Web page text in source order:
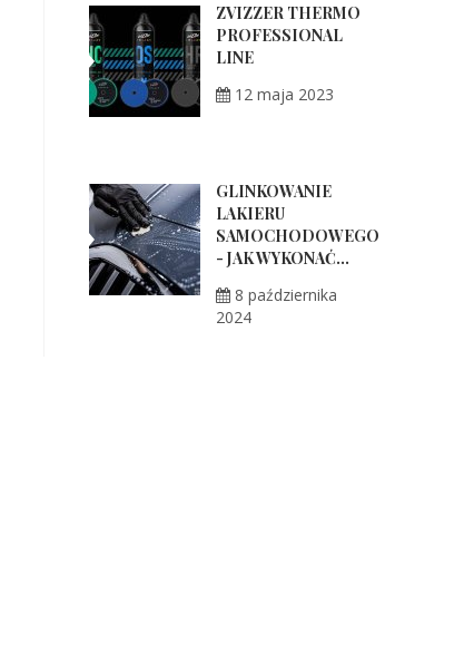
ZVIZZER THERMO
PROFESSIONAL
LINE
12 maja 2023
GLINKOWANIE
LAKIERU
SAMOCHODOWEGO
- JAK WYKONAĆ...
8 października
2024